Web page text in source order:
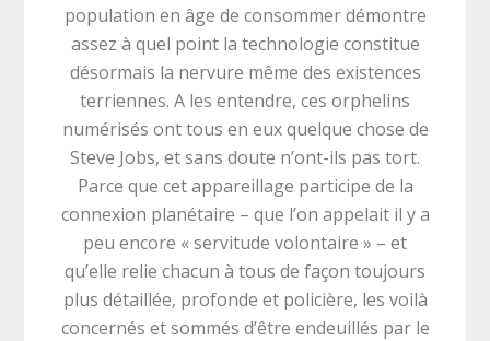
population en âge de consommer démontre
assez à quel point la technologie constitue
désormais la nervure même des existences
terriennes. A les entendre, ces orphelins
numérisés ont tous en eux quelque chose de
Steve Jobs, et sans doute n’ont-ils pas tort.
Parce que cet appareillage participe de la
connexion planétaire – que l’on appelait il y a
peu encore « servitude volontaire » – et
qu’elle relie chacun à tous de façon toujours
plus détaillée, profonde et policière, les voilà
concernés et sommés d’être endeuillés par le